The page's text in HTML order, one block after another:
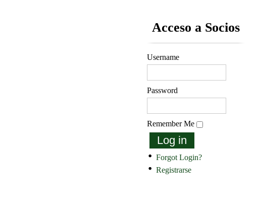
Acceso a Socios
Username
Password
Remember Me
Log in
Forgot Login?
Registrarse